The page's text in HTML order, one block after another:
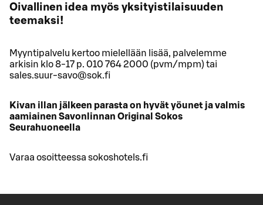
Oivallinen idea myös yksityistilaisuuden
teemaksi!
Myyntipalvelu kertoo mielellään lisää, palvelemme
arkisin klo 8-17 p. 010 764 2000 (pvm/mpm) tai
sales.suur-savo@sok.fi
Kivan illan jälkeen parasta on hyvät yöunet ja valmis
aamiainen Savonlinnan Original Sokos
Seurahuoneella
Varaa osoitteessa sokoshotels.fi